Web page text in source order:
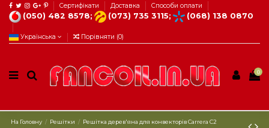
Сертифікати Доставка Способи оплати
(050) 482 8578; (073) 735 3115; (068) 138 0870
Українська Порівняти (0)
0
На Головну Решітки
Решітка дерев'яна для конвекторів Carrera С2